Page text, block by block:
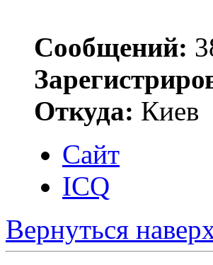
Сообщений:
Откуда: Киев
Сайт
ICQ
Вернуться